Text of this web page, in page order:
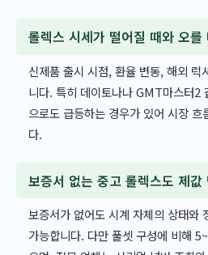
롤렉스 시세가 떨어질 때와 오
신제품 출시 시점, 환율 변동, 해외 럭
니다. 특히 데이토나나 GMT마스터2
으로도 급등하는 경우가 있어 시장
다.
보증서 없는 중고 롤렉스도 제값
보증서가 없어도 시계 자체의 상태와
가능합니다. 다만 풀셋 구성에 비해